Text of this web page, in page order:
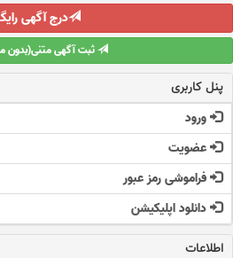
درج آگهی
ثبت آگهی متنی(بدون
پنل کاربری
ورود
عضویت
فراموشی رمز عبور
دانلود اپلیکیشن
اطلاعات